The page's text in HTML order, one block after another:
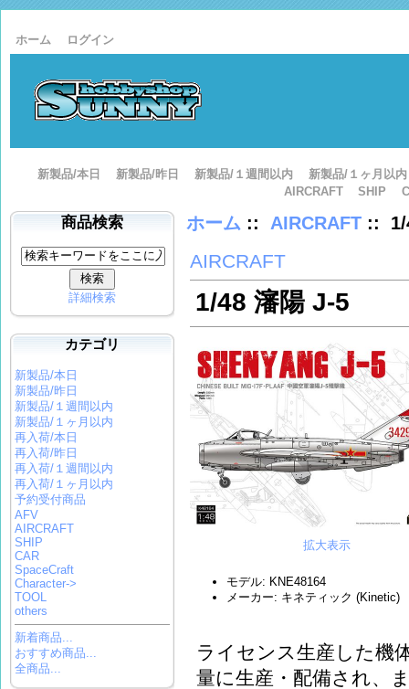
ホーム ログイン
新製品/本日 新製品/昨日 新製品/１週間以内
新製品/１ヶ月以内
AIRCRAFT
SHIP
商品検索
詳細検索
カテゴリ
新製品/本日
新製品/昨日
新製品/１週間以内
新製品/１ヶ月以内
再入荷/本日
再入荷/昨日
再入荷/１週間以内
再入荷/１ヶ月以内
予約受付商品
AFV
AIRCRAFT
SHIP
CAR
SpaceCraft
Character->
TOOL
others
新着商品...
おすすめ商品...
全商品...
ホーム :: AIRCRAFT :: 1/
AIRCRAFT
1/48 瀋陽 J-5
拡大表示
モデル: KNE48164
メーカー: キネティック (Kinetic)
ライセンス生産した機
量に生産・配備され、